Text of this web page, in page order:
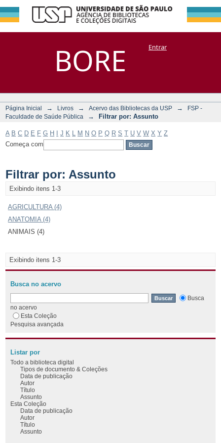
BORE
Filtrar por:
Assunto
DSpace/Manakin + CoriscoEntrar
Página Inicial → Livros → Acervo das Bibliotecas da USP →
FSP -
Faculdade de Saúde Pública
→ Filtrar por: Assunto
A B C D E F G H J K M N O P Q R S T U V W X Y Z
Começa com
Filtrar por: Assunto
Exibindo itens 1-3
AGRICULTURA (4)
ANATOMIA (4)
ANIMAIS (4)
Exibindo itens 1-3
Busca no acervo
Busca
no acervo
Esta Coleção
Pesquisa avançada
Listar por
Todo a biblioteca digital
Tipos de documento & Coleções
Data de publicação
Autor
Título
Assunto
Esta Coleção
Data de publicação
Autor
Título
Assunto